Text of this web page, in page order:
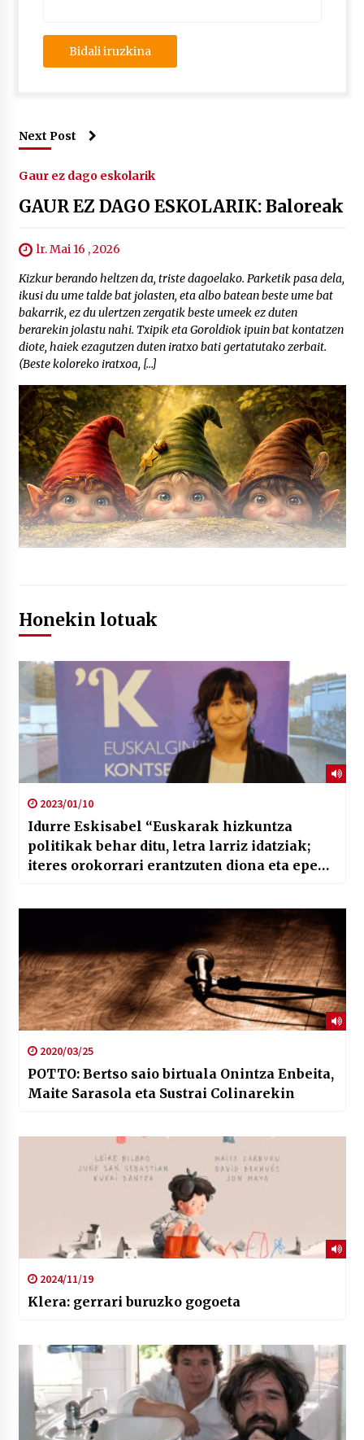
Next Post
Gaur ez dago eskolarik
GAUR EZ DAGO ESKOLARIK: Baloreak
lr. Mai 16 , 2026
Kizkur berando heltzen da, triste dagoelako. Parketik pasa dela,
ikusi du ume talde bat jolasten, eta albo batean beste ume bat
bakarrik, ez du ulertzen zergatik beste umeek ez duten
berarekin jolastu nahi. Txipik eta Goroldiok ipuin bat kontatzen
diote, haiek ezagutzen duten iratxo bati gertatutako zerbait.
(Beste koloreko iratxoa, […]
Honekin lotuak
2023/01/10
Idurre Eskisabel “Euskarak hizkuntza
politikak behar ditu, letra larriz idatziak;
iteres orokorrari erantzuten diona eta epe
2020/03/25
POTTO: Bertso saio birtuala Onintza Enbeita,
Maite Sarasola eta Sustrai Colinarekin
2024/11/19
Klera: gerrari buruzko gogoeta